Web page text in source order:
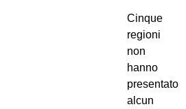
Cinque
regioni
non
hanno
presentato
alcun